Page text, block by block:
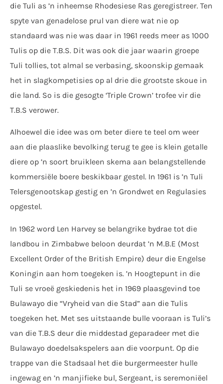
die Tuli as ’n inheemse Rhodesiese Ras geregistreer. Ten
spyte van genadelose prul van diere wat nie op
standaard was nie was daar in 1961 reeds meer as 1000
Tulis op die T.B.S. Dit was ook die jaar waarin groepe
Tuli tollies, tot almal se verbasing, skoonskip gemaak
het in slagkompetisies op al drie die grootste skoue in
die land. So is die gesogte ‘Triple Crown’ trofee vir die
T.B.S verower.
Alhoewel die idee was om beter diere te teel om weer
aan die plaaslike bevolking terug te gee is klein getalle
diere op ’n soort bruikleen skema aan belangstellende
kommersiële boere beskikbaar gestel. In 1961 is ’n Tuli
Telersgenootskap gestig en ’n Grondwet en Regulasies
opgestel.
In 1962 word Len Harvey se belangrike bydrae tot die
landbou in Zimbabwe beloon deurdat ’n M.B.E (Most
Excellent Order of the British Empire) deur die Engelse
Koningin aan hom toegeken is. ’n Hoogtepunt in die
Tuli se vroeë geskiedenis het in 1969 plaasgevind toe
Bulawayo die “Vryheid van die Stad” aan die Tulis
toegeken het. Met ses uitstaande bulle vooraan is Tuli’s
van die T.B.S deur die middestad geparadeer met die
Bulawayo doedelsakspelers aan die voorpunt. Op die
trappe van die Stadsaal het die burgermeester hulle
ingewag en ’n manjifieke bul, Sergeant, is seremoniëel